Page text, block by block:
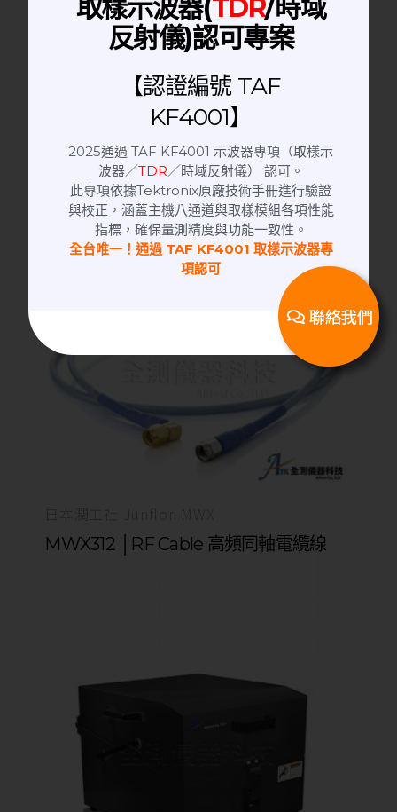
RF Cable | 同軸電纜
ATK-RG400 SMA(M) to SMA(M)│RF
cable 同軸電纜
MWX312 │RF Cable 高頻同軸電纜線
取樣示波器(TDR/時域
反射儀)認可專案
【認證編號 TAF
KF4001】
2025通過 TAF KF4001 示波器專項（取樣示
波器／TDR／時域反射儀） 認可。
此專項依據Tektronix原廠技術手冊進行驗證
與校正，涵蓋主機八通道與取樣模組各項性能
指標，確保量測精度與功能一致性。
全台唯一！通過 TAF KF4001 取樣示波器專
項認可
聯絡我們